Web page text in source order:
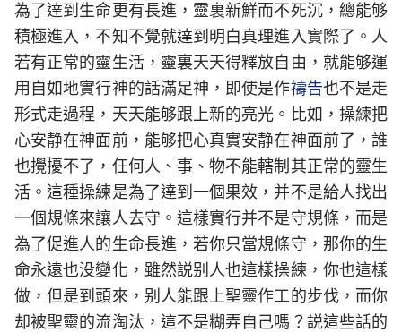
為了達到生命更有長進，靈裏新鮮而不死沉，總能够
積極進入，不知不覺就達到明白真理進入實際了。人
若有正常的靈生活，靈裏天天得釋放自由，就能够運
用自如地實行神的話滿足神，即使是作禱告也不是走
形式走過程，天天能够跟上新的亮光。比如，操練把
心安静在神面前，能够把心真實安静在神面前了，誰
也攪擾不了，任何人、事、物不能轄制其正常的靈生
活。這種操練是為了達到一個果效，并不是給人找出
一個規條來讓人去守。這樣實行并不是守規條，而是
為了促進人的生命長進，若你只當規條守，那你的生
命永遠也没變化，雖然説别人也這樣操練，你也這樣
做，但是到頭來，别人能跟上聖靈作工的步伐，而你
却被聖靈的流淘汰，這不是糊弄自己嗎？説這些話的